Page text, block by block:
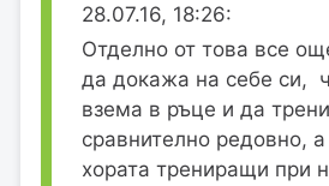
28.07.16, 18:26:
Отделно от това все
да докажа на себе си,
взема в ръце и да
сравнително редовно,
хората трениращи при